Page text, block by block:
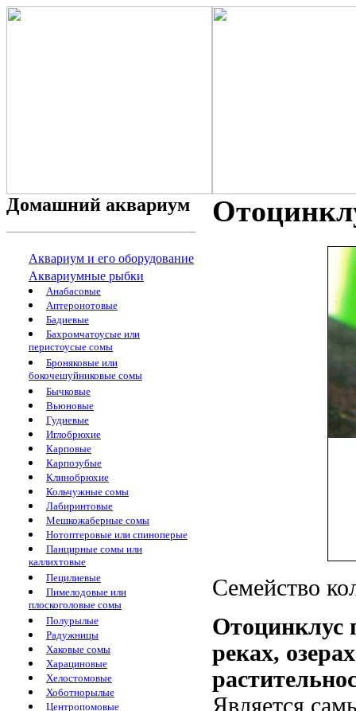
Домашний аквариум
Аквариум и его оборудование
Аквариумные рыбки
Анабасовые
Аптеронотовые
Бадиевые
Бахромчатоусые или
перистоусые сомы
Броняковые или
бокочешуйниковые сомы
Бычковые
Вьюновые
Гудиевые
Иглобрюхие
Карповые
Карпозубые
Клинобрюхие
Кольчужные сомы
Лабиринтовые
Мешкожаберные сомы
Нотоптеровые или спиноперые
Панцирные сомы или
каллихтовые
Пецилиевые
Пимелодовые или
плоскоголовые сомы
Полурылые
Радужницы
Хаковые сомы
Харациновые
Хелостомовые
Хоботнорылые
Центропомовые
Семейство
Отоцинклус
реках,
Является